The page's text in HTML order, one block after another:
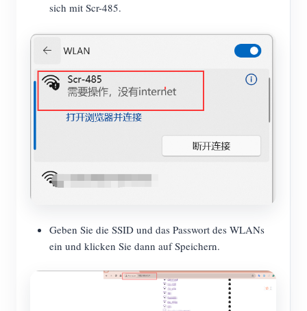
sich mit Scr-485.
Geben Sie die SSID und das Passwort des WLANs
ein und klicken Sie dann auf Speichern.